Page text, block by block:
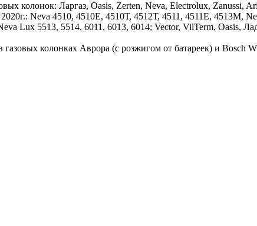
колонок: Ларгаз, Oasis, Zerten, Neva, Electrolux, Zanussi,
Neva 4510, 4510Е, 4510Т, 4512Т, 4511, 4511Е, 4513М,
Lux 5513, 5514, 6011, 6013, 6014; Vector, VilTerm, Oasis,
колонках Аврора (с розжигом от батареек) и Bosch